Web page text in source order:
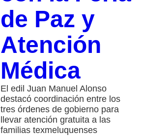
de Paz y
Atención
Médica
El edil Juan Manuel Alonso
destacó coordinación entre los
tres órdenes de gobierno para
llevar atención gratuita a las
familias texmeluquenses